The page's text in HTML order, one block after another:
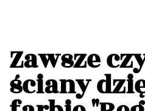
Zawsze
ściany